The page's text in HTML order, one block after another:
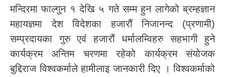
मन्दिरमा फाल्गुन १ देखि ५ गते सम्म हुन लागेको ब्रम्हज्ञान
महायज्ञमा देश विदेशका हजारौं निजानन्द (प्रणामी)
सम्प्रदायका गुरु एवं हजारौं धर्मालम्विहरु सहभागी हुने
कार्यक्रम अन्तिम चरणमा रहेको कार्यक्रम संयोजक
बुद्दिराज विश्वकर्माले हामीलाइ जानकारी दिए । विश्वकर्माको